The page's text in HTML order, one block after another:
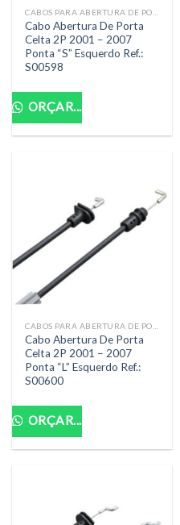
Cabo Abertura De Porta
Celta 2P 2001 – 2007
Ponta “S” Esquerdo Ref.:
S00598
ORÇAR...
Cabo Abertura De Porta
Celta 2P 2001 – 2007
Ponta “L” Esquerdo Ref.:
S00600
ORÇAR...